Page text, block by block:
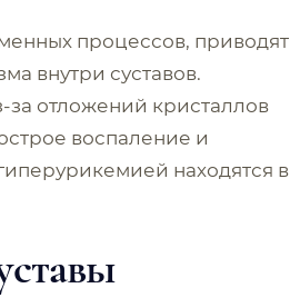
процессов, приводят
внутри суставов.
за отложений кристаллов
воспаление и
находятся в